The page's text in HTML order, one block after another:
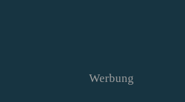
Werbung